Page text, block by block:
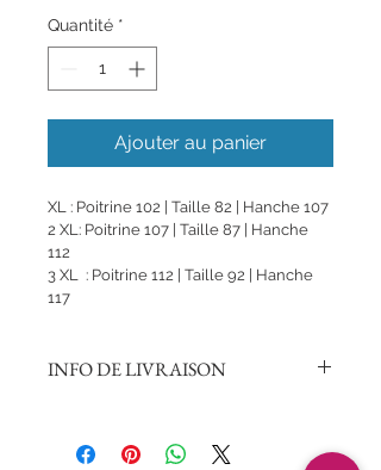
Quantité *
Ajouter au panier
XL : Poitrine 102 | Taille 82 | Hanche 107
2 XL: Poitrine 107 | Taille 87 | Hanche
112
3 XL  : Poitrine 112 | Taille 92 | Hanche
117
INFO DE LIVRAISON
dans la zone métropolitaine de Port-